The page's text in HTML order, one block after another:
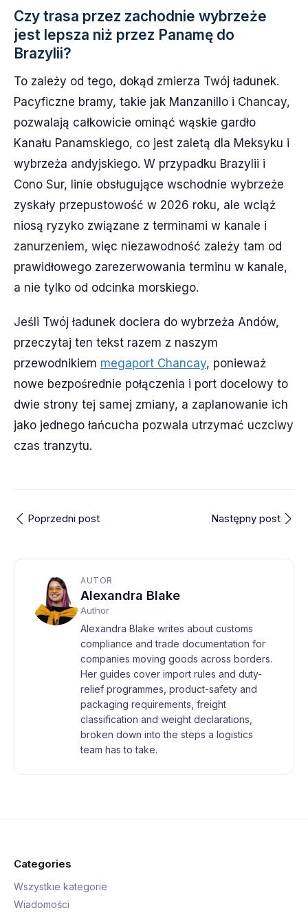
Czy trasa przez zachodnie wybrzeże
jest lepsza niż przez Panamę do
Brazylii?
To zależy od tego, dokąd zmierza Twój ładunek.
Pacyficzne bramy, takie jak Manzanillo i Chancay,
pozwalają całkowicie ominąć wąskie gardło
Kanału Panamskiego, co jest zaletą dla Meksyku i
wybrzeża andyjskiego. W przypadku Brazylii i
Cono Sur, linie obsługujące wschodnie wybrzeże
zyskały przepustowość w 2026 roku, ale wciąż
niosą ryzyko związane z terminami w kanale i
zanurzeniem, więc niezawodność zależy tam od
prawidłowego zarezerwowania terminu w kanale,
a nie tylko od odcinka morskiego.
Jeśli Twój ładunek dociera do wybrzeża Andów,
przeczytaj ten tekst razem z naszym
przewodnikiem megaport Chancay, ponieważ
nowe bezpośrednie połączenia i port docelowy to
dwie strony tej samej zmiany, a zaplanowanie ich
jako jednego łańcucha pozwala utrzymać uczciwy
czas tranzytu.
Poprzedni post Następny post
AUTOR
Alexandra Blake
Author
Alexandra Blake writes about customs
compliance and trade documentation for
companies moving goods across borders.
Her guides cover import rules and duty-
relief programmes, product-safety and
packaging requirements, freight
classification and weight declarations,
broken down into the steps a logistics
team has to take.
Categories
Wszystkie kategorie
Wiadomości